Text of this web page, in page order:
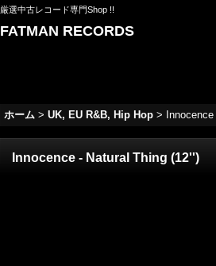
厳選中古レコード専門Shop !!
FATMAN RECORDS
ホーム > UK, EU R&B, Hip Hop >
Innocence - Natural Thing (12'')